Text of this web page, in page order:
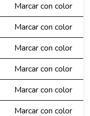
Marcar con color
Marcar con color
Marcar con color
Marcar con color
Marcar con color
Marcar con color